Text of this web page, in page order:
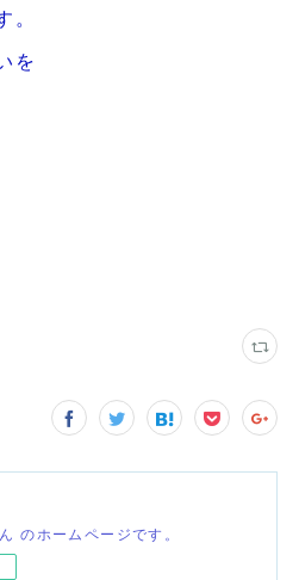
を
のホームページです。